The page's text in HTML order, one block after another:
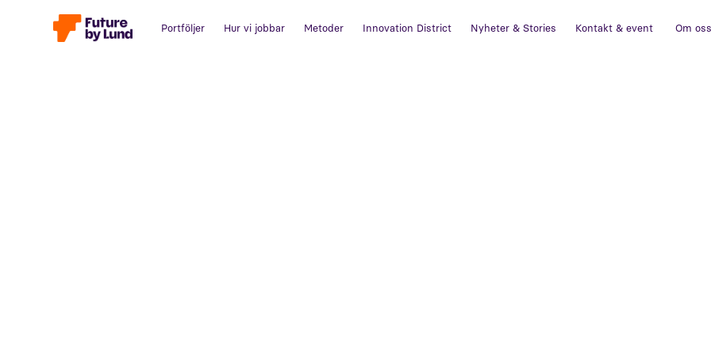
Portföljer Hur vi jobbar Metoder Innovation District Nyheter & Stories Kontakt & event Om